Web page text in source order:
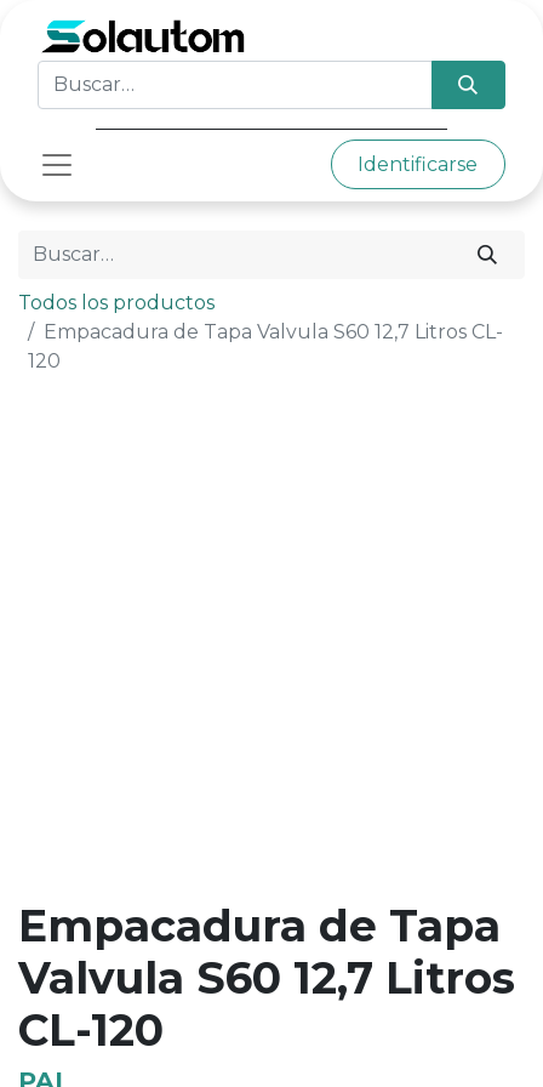
Identificarse
Todos los productos
Empacadura de Tapa Valvula S60 12,7 Litros CL-
120
Empacadura de Tapa
Valvula S60 12,7 Litros
CL-120
PAI